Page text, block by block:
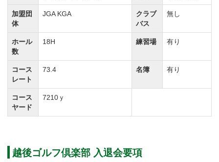
加盟団
体
JGA KGA
クラブ
バス
無し
ホール
数
18H 練習場 有り
コース
レート
73.4 名簿 有り
コース
ヤード
7210ｙ
越後ゴルフ倶楽部 入退会要項